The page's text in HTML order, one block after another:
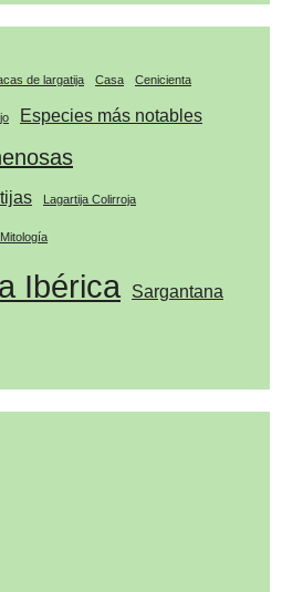
de largatija Casa Cenicienta
Especies más notables
Lagartija Colirroja
Mitología
Ibérica Sargantana